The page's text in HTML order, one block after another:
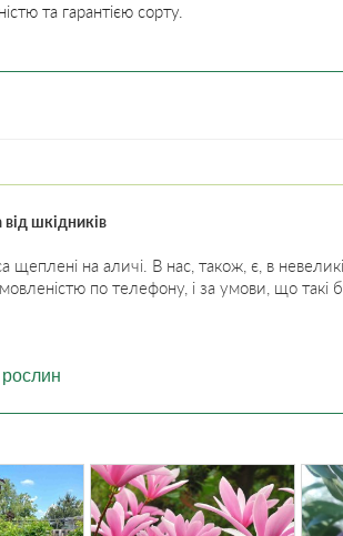
та гарантією сорту.
шкідників
на аличі. В нас, також, є, в
по телефону, і за умови, що такі